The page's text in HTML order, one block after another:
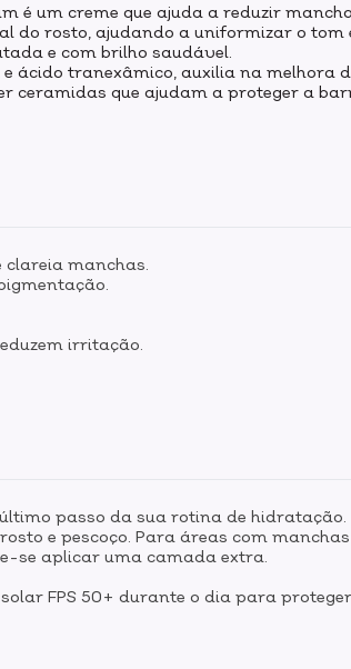
manchas.
irritação.
passo da sua rotina de hidratação.
e pescoço. Para áreas com
se aplicar uma camada extra.
FPS 50+ durante o dia para
é um creme que ajuda a reduzir
do rosto, ajudando a uniformizar o tom
e com brilho saudável.
ácido tranexâmico, auxilia na
ceramidas que ajudam a proteger a